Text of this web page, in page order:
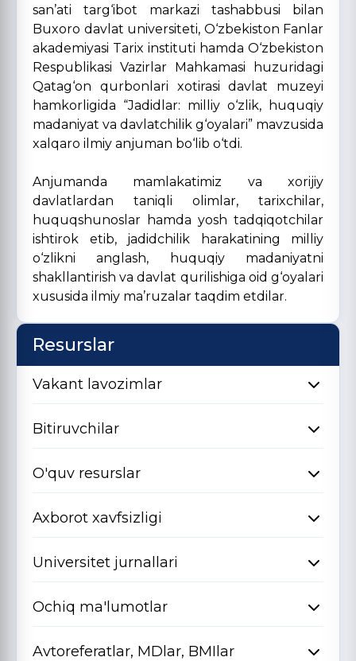
san’ati targ‘ibot markazi tashabbusi bilan
Buxoro davlat universiteti, O‘zbekiston Fanlar
akademiyasi Tarix instituti hamda O‘zbekiston
Respublikasi Vazirlar Mahkamasi huzuridagi
Qatag‘on qurbonlari xotirasi davlat muzeyi
hamkorligida “Jadidlar: milliy o‘zlik, huquqiy
madaniyat va davlatchilik g‘oyalari” mavzusida
xalqaro ilmiy anjuman bo‘lib o‘tdi.
Anjumanda mamlakatimiz va xorijiy
davlatlardan taniqli olimlar, tarixchilar,
huquqshunoslar hamda yosh tadqiqotchilar
ishtirok etib, jadidchilik harakatining milliy
o‘zlikni anglash, huquqiy madaniyatni
shakllantirish va davlat qurilishiga oid g‘oyalari
xususida ilmiy ma’ruzalar taqdim etdilar.
Resurslar
Vakant lavozimlar
Bitiruvchilar
O'quv resurslar
Axborot xavfsizligi
Universitet jurnallari
Ochiq ma'lumotlar
Avtoreferatlar, MDlar, BMIlar